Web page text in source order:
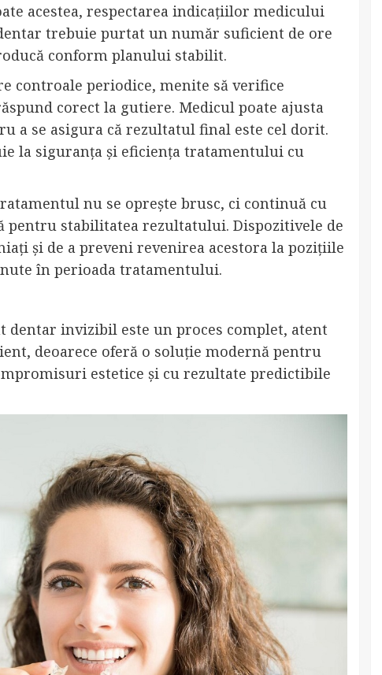
acestea, respectarea indicațiilor medicului
trebuie purtat un număr suficient de ore
conform planului stabilit.
controale periodice, menite să verifice
corect la gutiere. Medicul poate ajusta
a se asigura că rezultatul final este cel dorit.
la siguranța și eficiența tratamentului cu
nu se oprește brusc, ci continuă cu
pentru stabilitatea rezultatului. Dispozitivele de
și de a preveni revenirea acestora la pozițiile
în perioada tratamentului.
invizibil este un proces complet, atent
deoarece oferă o soluție modernă pentru
estetice și cu rezultate predictibile